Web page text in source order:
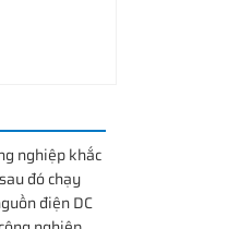
nghiệp khắc
đó chạy
điện DC